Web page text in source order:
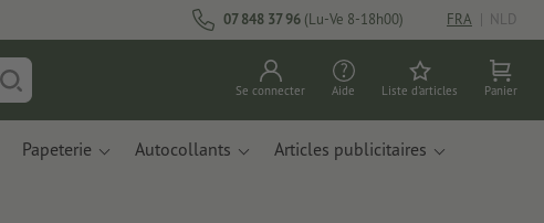
07 848 37 96 (Lu-Ve 8-18h00) FRA | NLD
Se connecter Aide Liste d'articles Panier
Papeterie Autocollants Articles publicitaires